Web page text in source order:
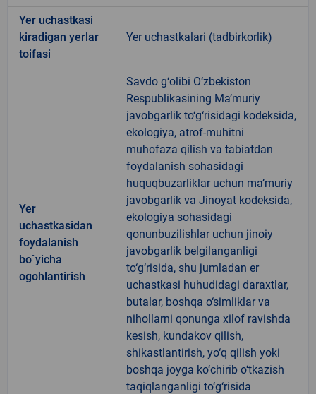
Yer uchastkasi
kiradigan yerlar
toifasi
Yer uchastkalari (tadbirkorlik)
Yer
uchastkasidan
foydalanish
bo`yicha
ogohlantirish
Savdo g‘olibi O‘zbekiston
Respublikasining Ma’muriy
javobgarlik to‘g‘risidagi kodeksida,
ekologiya, atrof-muhitni
muhofaza qilish va tabiatdan
foydalanish sohasidagi
huquqbuzarliklar uchun ma’muriy
javobgarlik va Jinoyat kodeksida,
ekologiya sohasidagi
qonunbuzilishlar uchun jinoiy
javobgarlik belgilanganligi
to‘g‘risida, shu jumladan er
uchastkasi huhudidagi daraxtlar,
butalar, boshqa o‘simliklar va
nihollarni qonunga xilof ravishda
kesish, kundakov qilish,
shikastlantirish, yo‘q qilish yoki
boshqa joyga ko‘chirib o‘tkazish
taqiqlanganligi to‘g‘risida